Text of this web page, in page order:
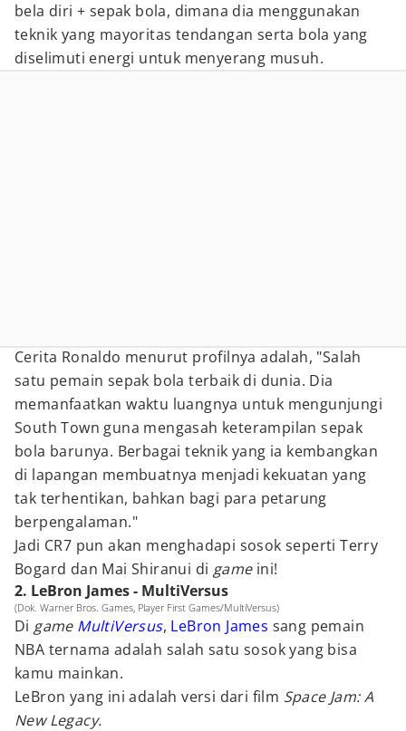
bela diri + sepak bola, dimana dia menggunakan
teknik yang mayoritas tendangan serta bola yang
diselimuti energi untuk menyerang musuh.
Cerita Ronaldo menurut profilnya adalah, "Salah
satu pemain sepak bola terbaik di dunia. Dia
memanfaatkan waktu luangnya untuk mengunjungi
South Town guna mengasah keterampilan sepak
bola barunya. Berbagai teknik yang ia kembangkan
di lapangan membuatnya menjadi kekuatan yang
tak terhentikan, bahkan bagi para petarung
berpengalaman."
Jadi CR7 pun akan menghadapi sosok seperti Terry
Bogard dan Mai Shiranui di game ini!
2. LeBron James - MultiVersus
(Dok. Warner Bros. Games, Player First Games/MultiVersus)
Di game MultiVersus, LeBron James sang pemain
NBA ternama adalah salah satu sosok yang bisa
kamu mainkan.
LeBron yang ini adalah versi dari film Space Jam: A
New Legacy.